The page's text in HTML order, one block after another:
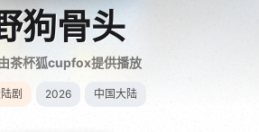
狗骨头
茶杯狐cupfox提供播放
剧 2026 中国大陆